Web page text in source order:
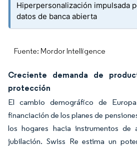
Hiperpersonalización impulsada
datos de banca abierta
Fuente: Mordor Intelligence
Creciente demanda de
protección
El cambio demográfico de
financiación de los planes de
los hogares hacia instrumentos de
jubilación. Swiss Re estima un